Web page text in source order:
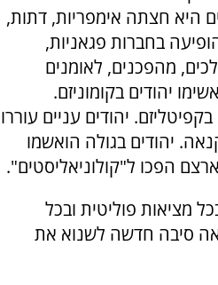
היא חצתה אימפריות, דתות,
בחברות פגאניות,
מהפכנים, לאומנים
יהודים בקומוניזם.
יהודים עניים עוררו
יהודים בגולה הואשמו
הפכו ל"קולוניאליסטים".
מציאות פוליטית ובכל
סיבה חדשה לשנוא את